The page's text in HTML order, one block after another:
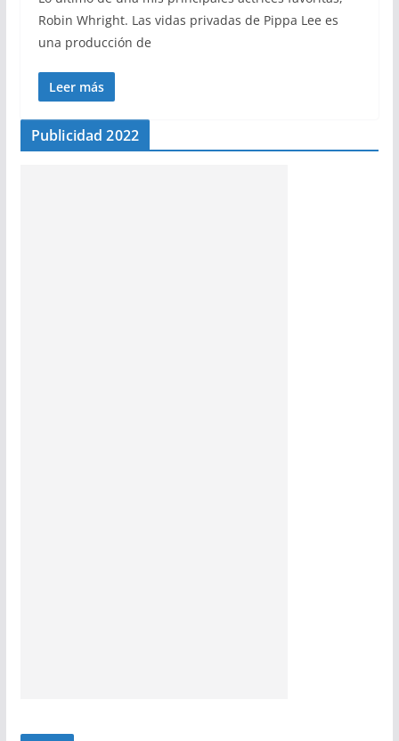
Robin Whright. Las vidas privadas de Pippa Lee es
una producción de
Leer más
Publicidad 2022